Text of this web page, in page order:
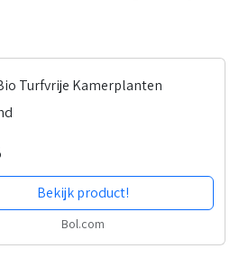
Turfvrije Kamerplanten
Bekijk product!
Bol.com